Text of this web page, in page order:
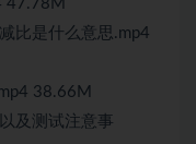
47.78M
比是什么意思.mp4
38.66M
及测试注意事